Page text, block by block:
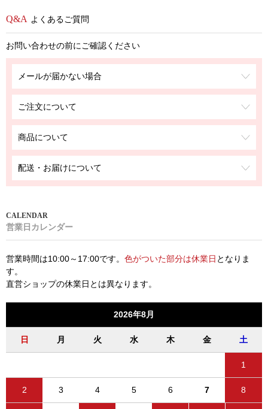
よくあるご質問
お問い合わせの前にご確認ください
メールが届かない場合
ご注文について
商品について
配送・お届けについて
営業日カレンダー
営業時間は10:00～17:00です。 色がついた部分は休業日 となりま
す。
直営ショップの休業日とは異なります。
2026年8月
日 月 火 水 木 金 土
1
2 3 4 5 6 7 8